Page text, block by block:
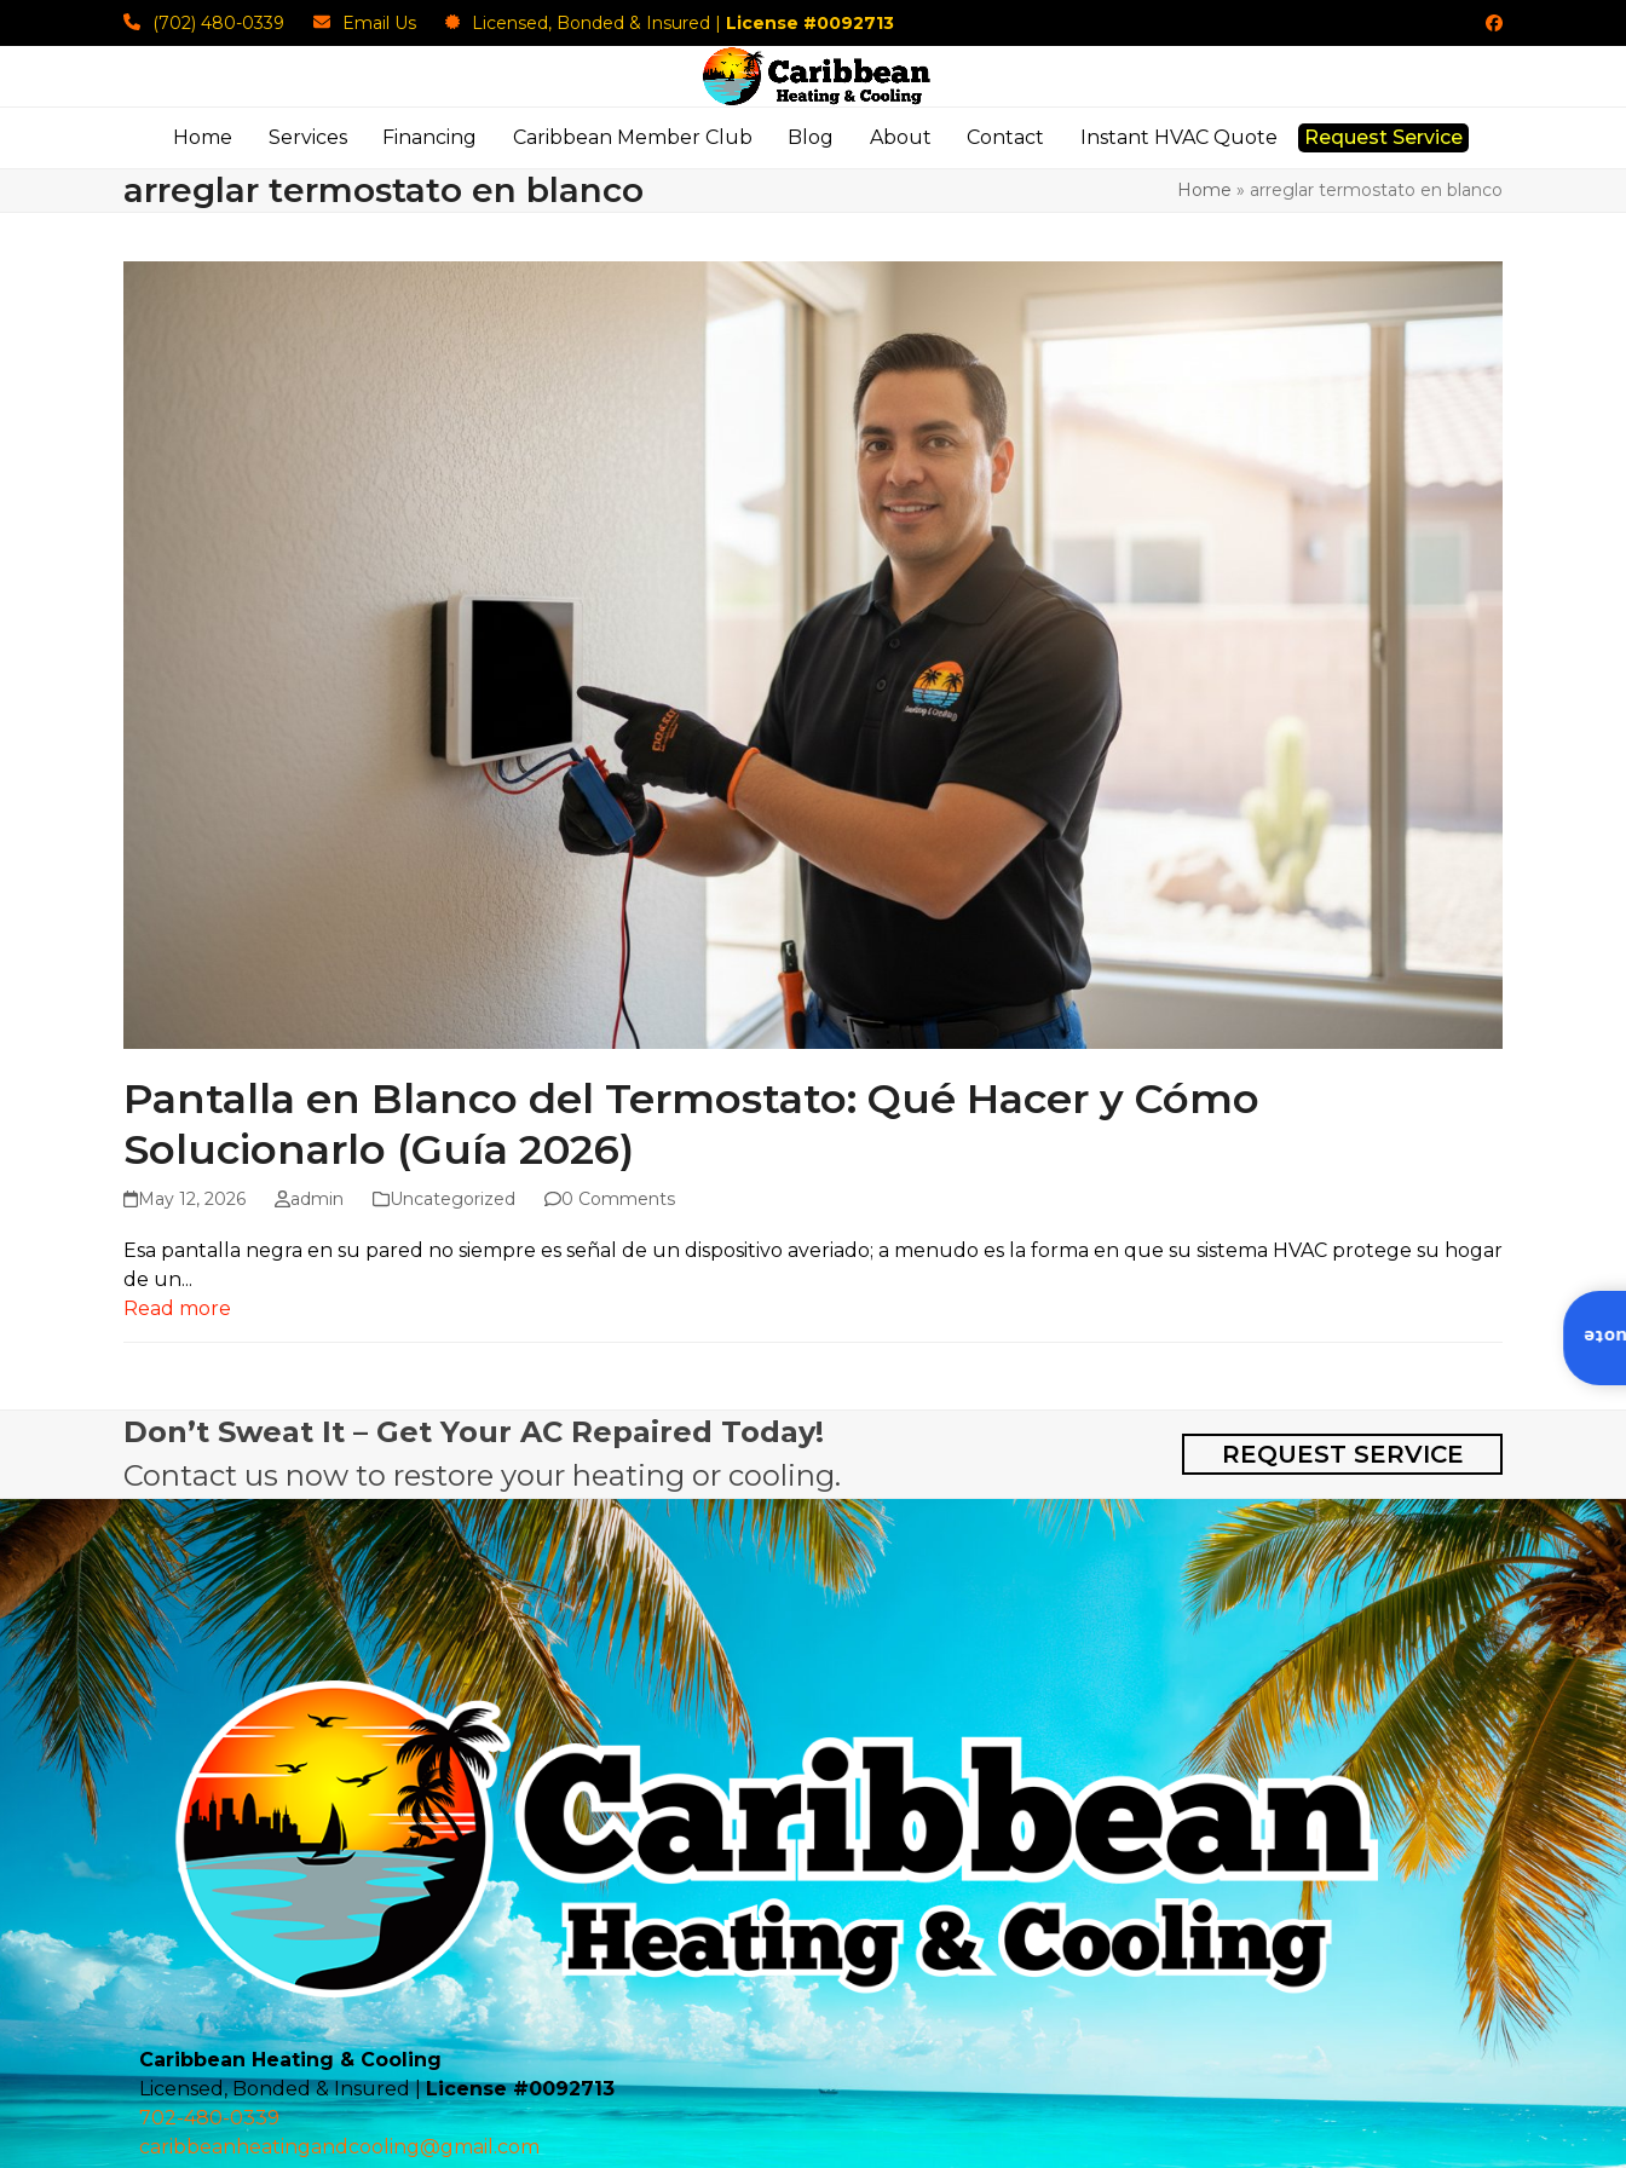
to
(702) 480-0339 Email Us Licensed, Bonded & Insured | License #0092713 Facebook
Home Services Financing Caribbean Member Club Blog About Contact Instant HVAC Quote Request Service
arreglar termostato en blanco Home » arreglar termostato en blanco
Pantalla en Blanco del Termostato: Qué Hacer y Cómo
Solucionarlo (Guía 2026)
May 12, 2026 admin Uncategorized 0 Comments
Esa pantalla negra en su pared no siempre es señal de un dispositivo averiado; a menudo es la forma en que su sistema HVAC protege su hogar
de un...
Read more
Don’t Sweat It – Get Your AC Repaired Today!
Contact us now to restore your heating or cooling.
REQUEST SERVICE
Caribbean Heating & Cooling
Licensed, Bonded & Insured |License #0092713
702-480-0339
caribbeanheatingandcooling@gmail.com